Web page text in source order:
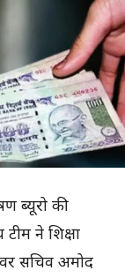
ब्यूरो की
टीम ने शिक्षा
सचिव अमोद